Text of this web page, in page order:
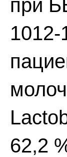
при
62,2